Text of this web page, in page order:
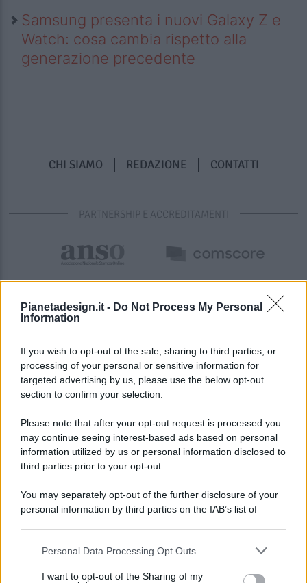
Pianetadesign.it - Do Not Process My Personal
Information
If you wish to opt-out of the sale, sharing to third parties, or
processing of your personal or sensitive information for
targeted advertising by us, please use the below opt-out
section to confirm your selection.
Please note that after your opt-out request is processed you
may continue seeing interest-based ads based on personal
information utilized by us or personal information disclosed to
third parties prior to your opt-out.
You may separately opt-out of the further disclosure of your
personal information by third parties on the IAB’s list of
This information may also be disclosed by us to third parties
Personal Data Processing Opt Outs
I want to opt-out of the Sharing of my
Samsung presenta i nuovi Galaxy Z e
Watch: cosa cambia rispetto alla
generazione precedente
CHI SIAMO REDAZIONE CONTATTI
PARTNERSHIP E ACCREDITAMENTI
© 2026 - Pianeta Design - P.IVA 04827280654 - Testata
Registrata Al Tribunale Di Nocera Inferiore N. 8/2020 - RG N.
ISCRIZIONE AL ROC N. 35792 – ISCRITTA ALL’ANSO
(ASSOCIAZIONE NAZIONALE STAMPA ONLINE)
PREFERENZE PRIVACY